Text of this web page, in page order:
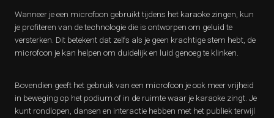
Wanneer je een microfoon gebruikt tijdens het karaoke zingen, kun
je profiteren van de technologie die is ontworpen om geluid te
versterken. Dit betekent dat zelfs als je geen krachtige stem hebt, de
microfoon je kan helpen om duidelijk en luid genoeg te klinken.
Bovendien geeft het gebruik van een microfoon je ook meer vrijheid
in beweging op het podium of in de ruimte waar je karaoke zingt. Je
kunt rondlopen, dansen en interactie hebben met het publiek terwijl